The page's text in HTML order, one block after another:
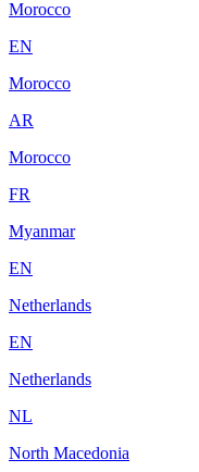
Morocco
EN
Morocco
AR
Morocco
FR
Myanmar
EN
Netherlands
EN
Netherlands
NL
North Macedonia